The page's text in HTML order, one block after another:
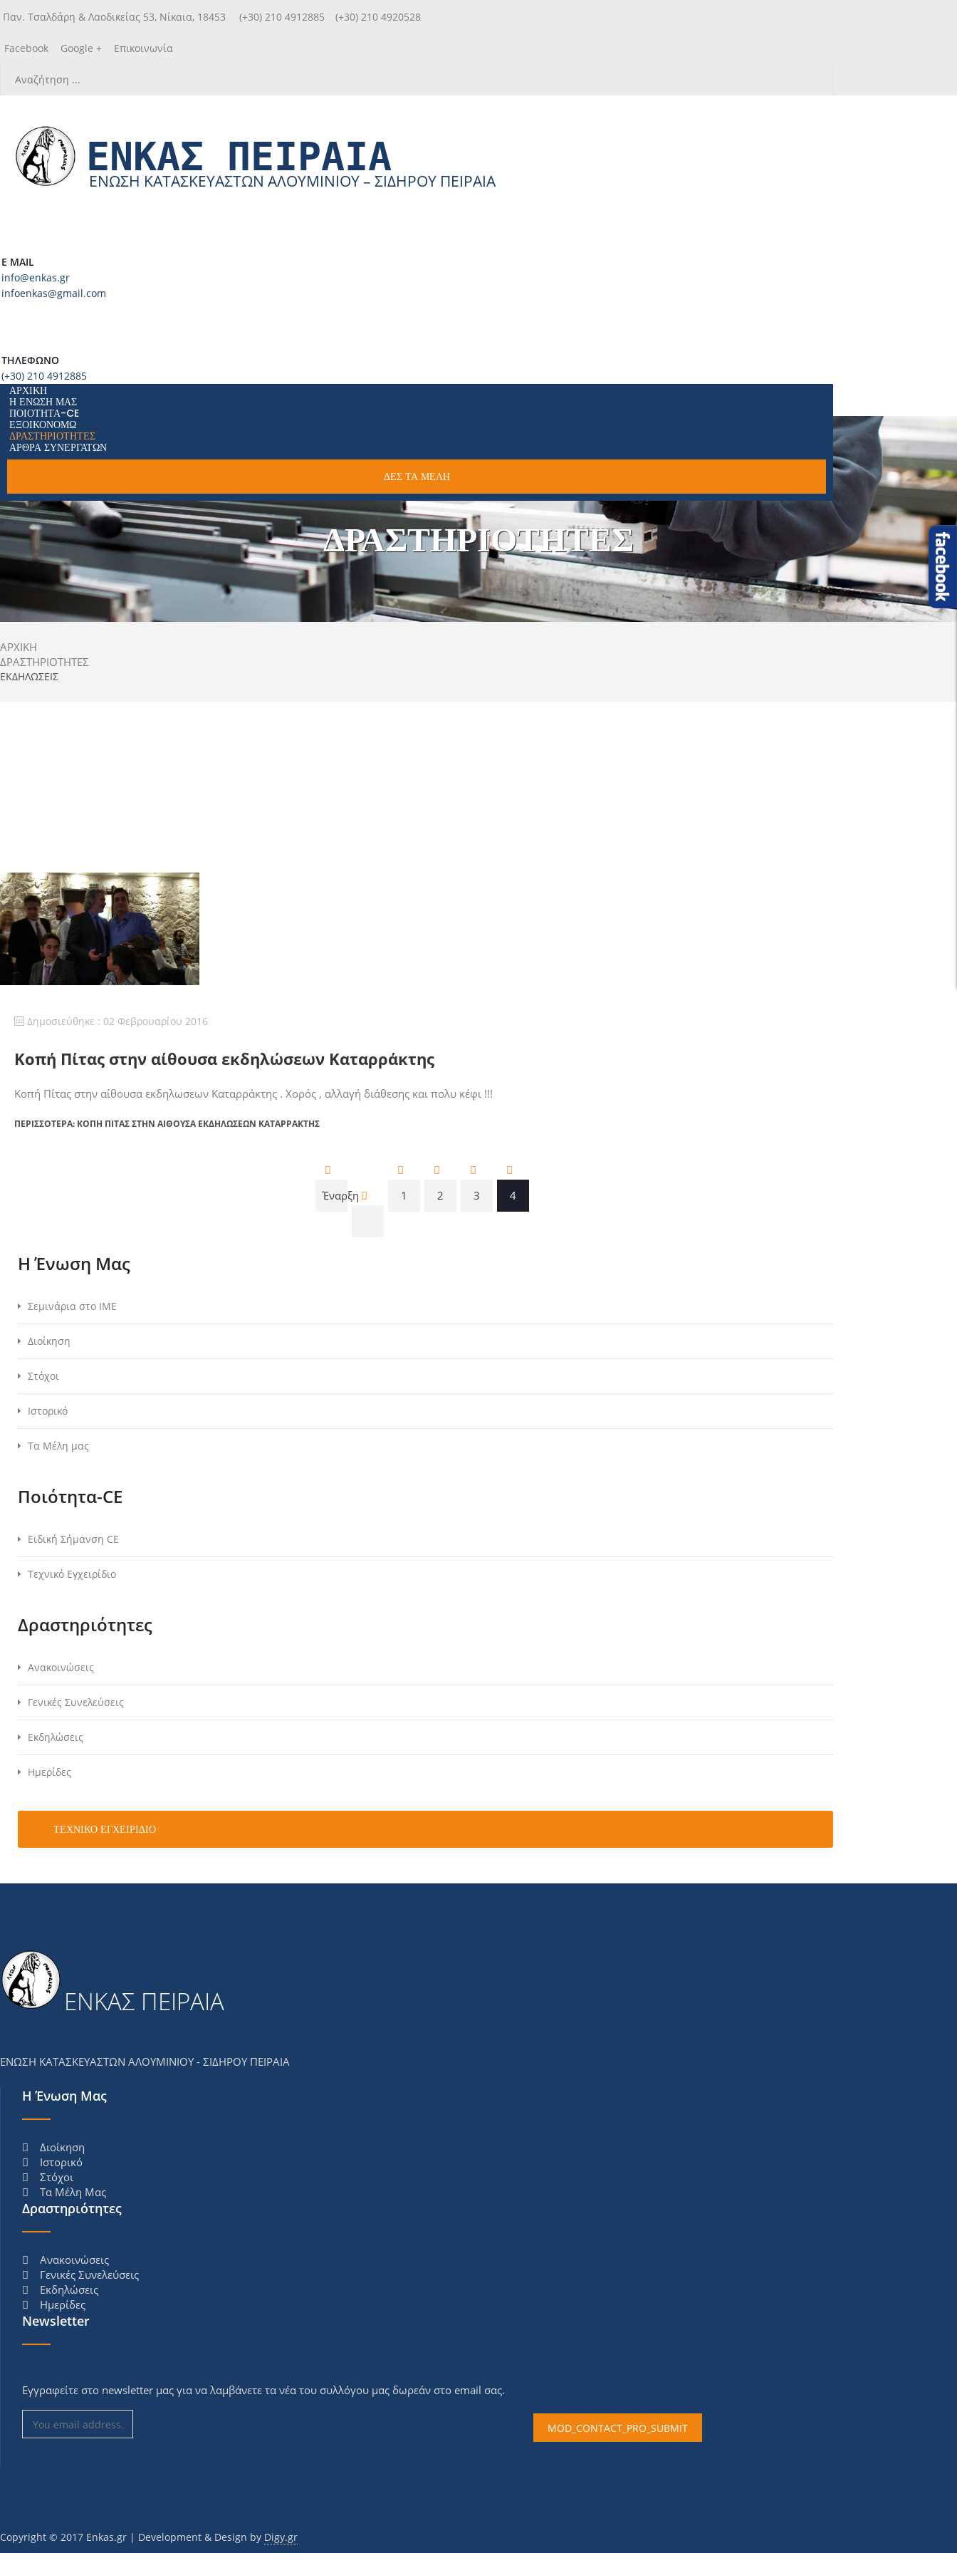
Παν. Τσαλδάρη & Λαοδικείας 53, Νίκαια, 18453 (+30) 210 4912885 (+30) 210 4920528
Facebook Google + Επικοινωνία
ΕΝΚΑΣ ΠΕΙΡΑΙΑ
ΕΝΩΣΗ ΚΑΤΑΣΚΕΥΑΣΤΩΝ ΑΛΟΥΜΙΝΙΟΥ – ΣΙΔΗΡΟΥ ΠΕΙΡΑΙΑ
E MAIL
info@enkas.gr
infoenkas@gmail.com
ΤΗΛΈΦΩΝΟ
(+30) 210 4912885
ΑΡΧΙΚΉ
Η ΈΝΩΣΗ ΜΑΣ
ΠΟΙΌΤΗΤΑ-CE
ΕΞΟΙΚΟΝΟΜΏ
ΔΡΑΣΤΗΡΙΌΤΗΤΕΣ
ΆΡΘΡΑ ΣΥΝΕΡΓΑΤΏΝ
ΔΕΣ ΤΑ ΜΕΛΗ
ΔΡΑΣΤΗΡΙΟΤΗΤΕΣ
ΑΡΧΙΚΗ
ΔΡΑΣΤΗΡΙΌΤΗΤΕΣ
ΕΚΔΗΛΏΣΕΙΣ
Δημοσιεύθηκε : 02 Φεβρουαρίου 2016
Κοπή Πίτας στην αίθουσα εκδηλώσεων Καταρράκτης
Κοπή Πίτας στην αίθουσα εκδηλωσεων Καταρράκτης . Χορός , αλλαγή διάθεσης και πολυ κέφι !!!
ΠΕΡΙΣΣΌΤΕΡΑ: ΚΟΠΉ ΠΊΤΑΣ ΣΤΗΝ ΑΊΘΟΥΣΑ ΕΚΔΗΛΏΣΕΩΝ ΚΑΤΑΡΡΆΚΤΗΣ
Έναρξη 1 2 3 4
Η Ένωση Μας
Σεμινάρια στο ΙΜΕ
Διοίκηση
Στόχοι
Ιστορικό
Τα Μέλη μας
Ποιότητα-CE
Ειδική Σήμανση CE
Τεχνικό Εγχειρίδιο
Δραστηριότητες
Ανακοινώσεις
Γενικές Συνελεύσεις
Εκδηλώσεις
Ημερίδες
ΤΕΧΝΙΚΌ ΕΓΧΕΙΡΊΔΙΟ
ΕΝΚΑΣ ΠΕΙΡΑΙΑ
ΕΝΩΣΗ ΚΑΤΑΣΚΕΥΑΣΤΩΝ ΑΛΟΥΜΙΝΙΟΥ - ΣΙΔΗΡΟΥ ΠΕΙΡΑΙΑ
Η Ένωση Μας
Διοίκηση
Ιστορικό
Στόχοι
Τα Μέλη Μας
Δραστηριότητες
Ανακοινώσεις
Γενικές Συνελεύσεις
Εκδηλώσεις
Ημερίδες
Newsletter
Εγγραφείτε στο newsletter μας για να λαμβάνετε τα νέα του συλλόγου μας δωρεάν στο email σας.
Copyright © 2017 Εnkas.gr | Development & Design by Digy.gr